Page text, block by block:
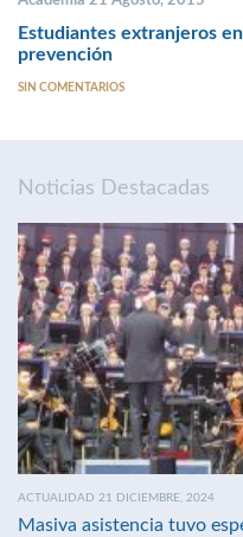
Estudiantes extranjeros
prevención
SIN COMENTARIOS
Noticias Destacadas
ACTUALIDAD 21 DICIEMBRE, 2024
Masiva asistencia tuvo